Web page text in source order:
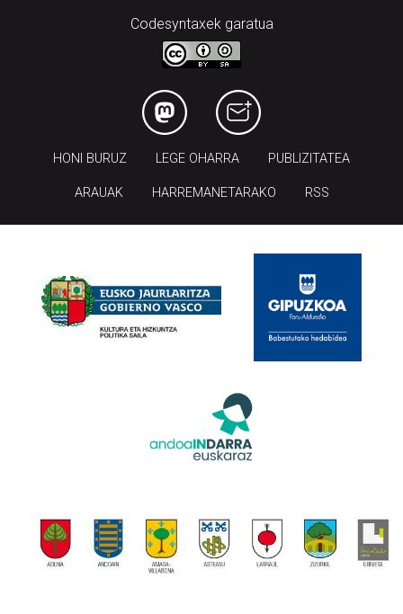
Codesyntaxek garatua
HONI BURUZ LEGE OHARRA PUBLIZITATEA
ARAUAK HARREMANETARAKO RSS